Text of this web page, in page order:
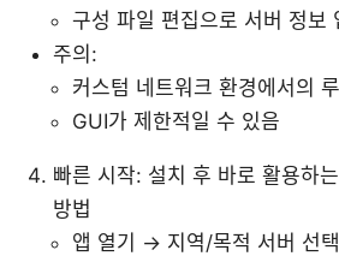
구성 파일 편집으로 서버 정보
주의:
커스텀 네트워크 환경에서의
GUI가 제한적일 수 있음
빠른 시작: 설치 후 바로 활용하
방법
앱 열기 → 지역/목적 서버 선